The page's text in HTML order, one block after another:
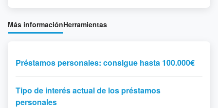
Más informaciónHerramientas
Préstamos personales: consigue hasta 100.000€
Tipo de interés actual de los préstamos
personales